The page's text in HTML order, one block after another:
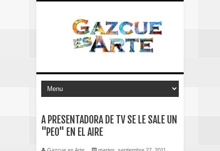
A PRESENTADORA DE TV SE LE SALE UN
"PEO" EN EL AIRE